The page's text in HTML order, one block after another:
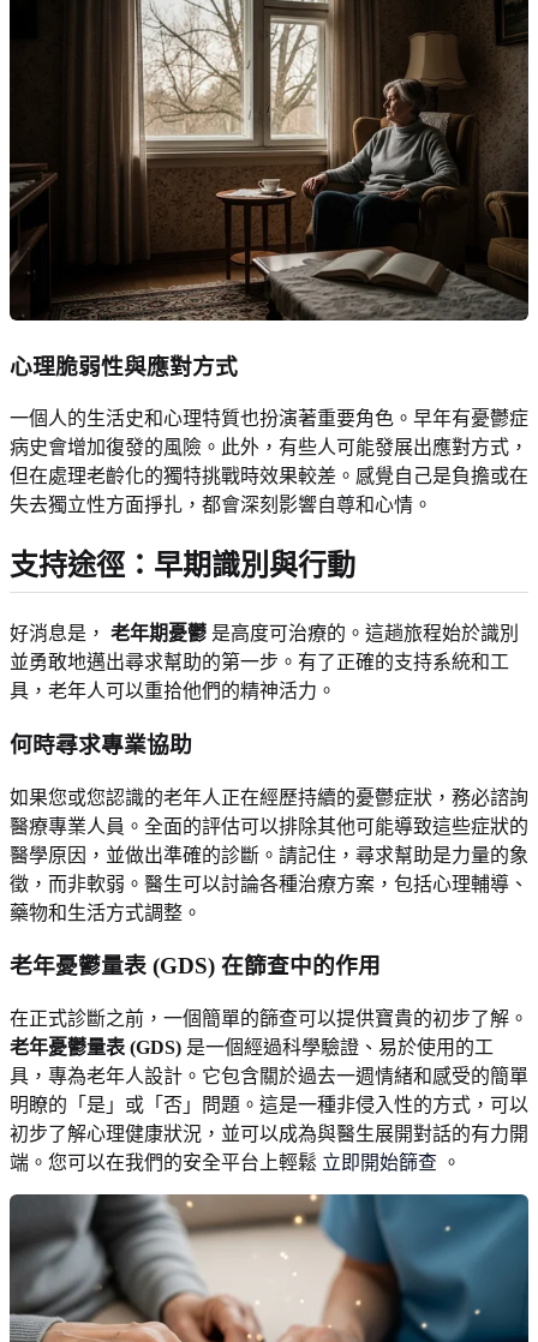
心理脆弱性與應對方式
一個人的生活史和心理特質也扮演著重要角色。早年有憂鬱症
病史會增加復發的風險。此外，有些人可能發展出應對方式，
但在處理老齡化的獨特挑戰時效果較差。感覺自己是負擔或在
失去獨立性方面掙扎，都會深刻影響自尊和心情。
支持途徑：早期識別與行動
好消息是， 老年期憂鬱 是高度可治療的。這趟旅程始於識別
並勇敢地邁出尋求幫助的第一步。有了正確的支持系統和工
具，老年人可以重拾他們的精神活力。
何時尋求專業協助
如果您或您認識的老年人正在經歷持續的憂鬱症狀，務必諮詢
醫療專業人員。全面的評估可以排除其他可能導致這些症狀的
醫學原因，並做出準確的診斷。請記住，尋求幫助是力量的象
徵，而非軟弱。醫生可以討論各種治療方案，包括心理輔導、
藥物和生活方式調整。
老年憂鬱量表 (GDS) 在篩查中的作用
在正式診斷之前，一個簡單的篩查可以提供寶貴的初步了解。
老年憂鬱量表 (GDS) 是一個經過科學驗證、易於使用的工
具，專為老年人設計。它包含關於過去一週情緒和感受的簡單
明瞭的「是」或「否」問題。這是一種非侵入性的方式，可以
初步了解心理健康狀況，並可以成為與醫生展開對話的有力開
端。您可以在我們的安全平台上輕鬆 立即開始篩查 。